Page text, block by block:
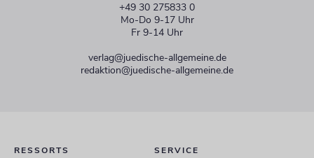
+49 30 275833 0
Mo-Do 9-17 Uhr
Fr 9-14 Uhr
verlag@juedische-allgemeine.de
redaktion@juedische-allgemeine.de
RESSORTS SERVICE